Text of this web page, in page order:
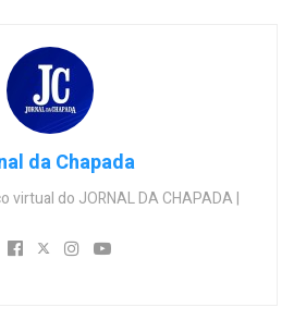
da Chapada
virtual do JORNAL DA CHAPADA |